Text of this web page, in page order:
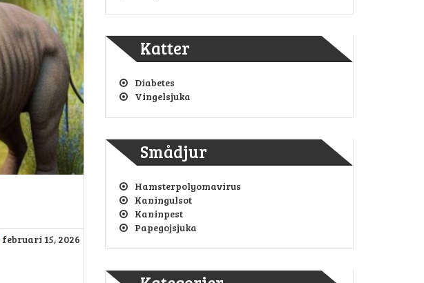
februari 15, 2026
Katter
Diabetes
Vingelsjuka
Smådjur
Hamsterpolyomavirus
Kaningulsot
Kaninpest
Papegojsjuka